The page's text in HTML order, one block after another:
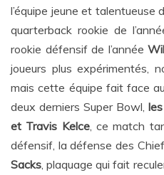
l’équipe jeune et talentueuse
quarterback rookie de
rookie défensif de l’année
joueurs plus expérimentés,
mais cette équipe fait face
deux derniers Super Bowl,
et Travis Kelce, ce match
défensif, la défense des
Sacks , plaquage qui fait